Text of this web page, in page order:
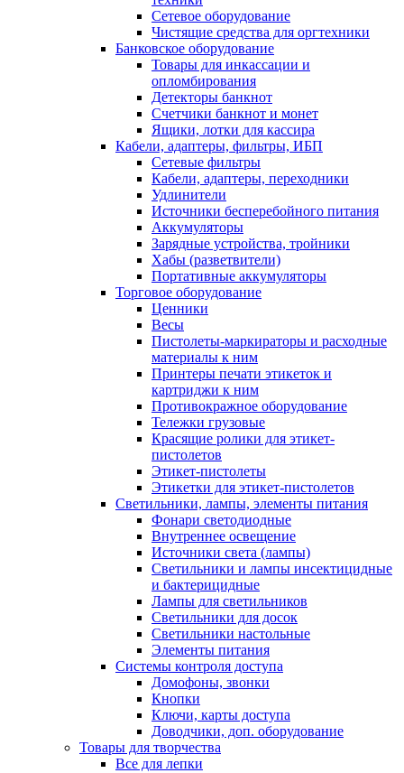
Сетевое оборудование
Чистящие средства для оргтехники
Банковское оборудование
Товары для инкассации и
опломбирования
Детекторы банкнот
Счетчики банкнот и монет
Ящики, лотки для кассира
Кабели, адаптеры, фильтры, ИБП
Сетевые фильтры
Кабели, адаптеры, переходники
Удлинители
Источники бесперебойного питания
Аккумуляторы
Зарядные устройства, тройники
Хабы (разветвители)
Портативные аккумуляторы
Торговое оборудование
Ценники
Весы
Пистолеты-маркираторы и расходные
материалы к ним
Принтеры печати этикеток и
картриджи к ним
Противокражное оборудование
Тележки грузовые
Красящие ролики для этикет-
пистолетов
Этикет-пистолеты
Этикетки для этикет-пистолетов
Светильники, лампы, элементы питания
Фонари светодиодные
Внутреннее освещение
Источники света (лампы)
Светильники и лампы инсектицидные
и бактерицидные
Лампы для светильников
Светильники для досок
Светильники настольные
Элементы питания
Системы контроля доступа
Домофоны, звонки
Кнопки
Ключи, карты доступа
Доводчики, доп. оборудование
Товары для творчества
Все для лепки